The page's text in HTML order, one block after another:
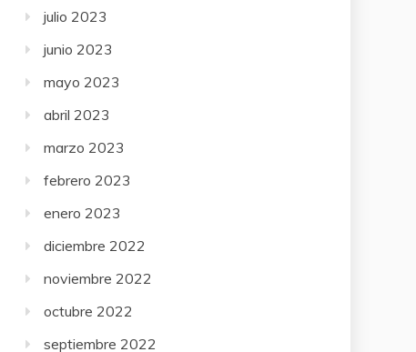
julio 2023
junio 2023
mayo 2023
abril 2023
marzo 2023
febrero 2023
enero 2023
diciembre 2022
noviembre 2022
octubre 2022
septiembre 2022